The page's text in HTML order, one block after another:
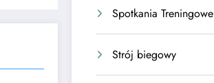
Spotkania Treningowe
Strój biegowy